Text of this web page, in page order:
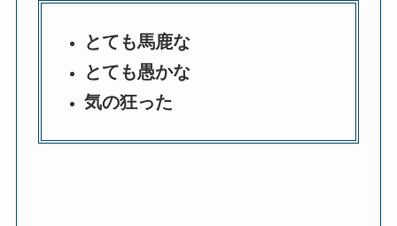
とても馬鹿な
とても愚かな
気の狂った